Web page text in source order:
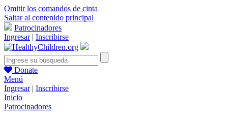
Omitir los comandos de cinta
Saltar al contenido principal
Patrocinadores
Ingresar| Inscribirse
Donate
Menú
Ingresar| Inscribirse
Inicio
Patrocinadores